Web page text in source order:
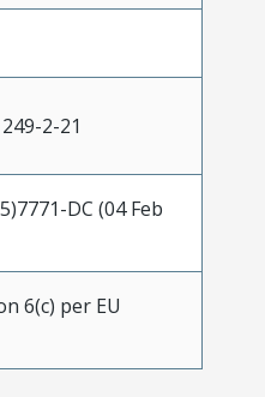
2-21
DC (04 Feb
6(c) per EU